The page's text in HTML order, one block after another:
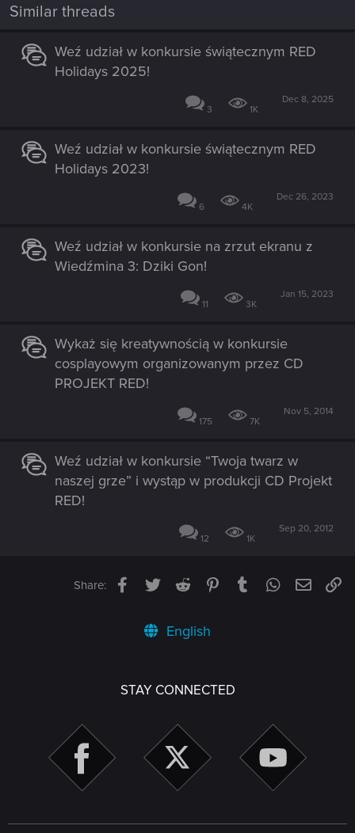
i
o
s
:
Similar threads
Weź udział w konkursie świątecznym RED
Holidays 2025!
3 1K
Dec 8, 2025
Weź udział w konkursie świątecznym RED
Holidays 2023!
6 4K
Dec 26, 2023
Weź udział w konkursie na zrzut ekranu z
Wiedźmina 3: Dziki Gon!
11 3K
Jan 15, 2023
Wykaż się kreatywnością w konkursie
cosplayowym organizowanym przez CD
PROJEKT RED!
175 7K
Nov 5, 2014
Weź udział w konkursie “Twoja twarz w
naszej grze” i wystąp w produkcji CD Projekt
RED!
12 1K
Sep 20, 2012
Share: Facebook
TwitterReddit PinterestTumblrWhatsApp
Email
English
STAY CONNECTED